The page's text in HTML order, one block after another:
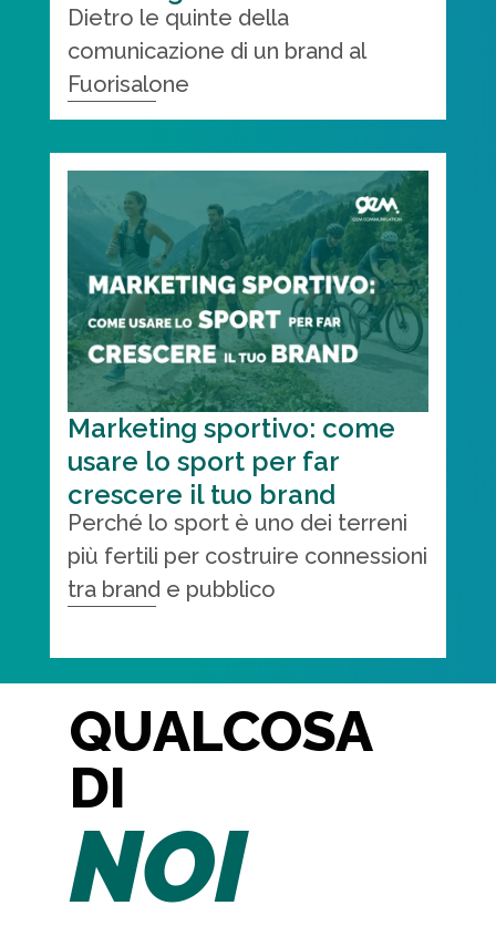
Dietro le quinte della
comunicazione di un brand al
Fuorisalone
Marketing sportivo: come
usare lo sport per far
crescere il tuo brand
Perché lo sport è uno dei terreni
più fertili per costruire connessioni
tra brand e pubblico
QUALCOSA
DI
NOI